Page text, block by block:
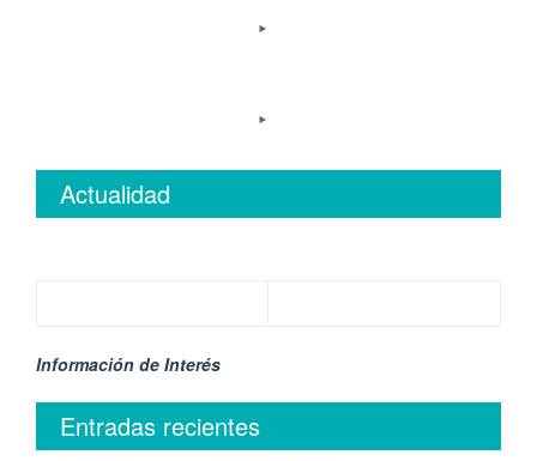
Actualidad
Información de Interés
Entradas recientes